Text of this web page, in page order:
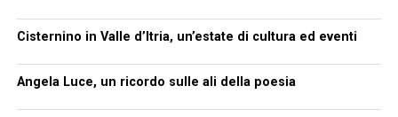
Cisternino in Valle d’Itria, un’estate di cultura ed eventi
Angela Luce, un ricordo sulle ali della poesia